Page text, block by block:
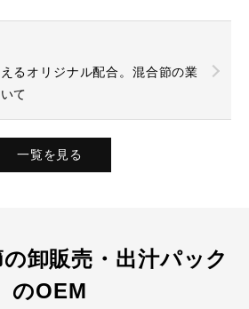
るオリジナル配合。混合節の業
て
一覧を見る
卸販売・出汁パック
のOEM